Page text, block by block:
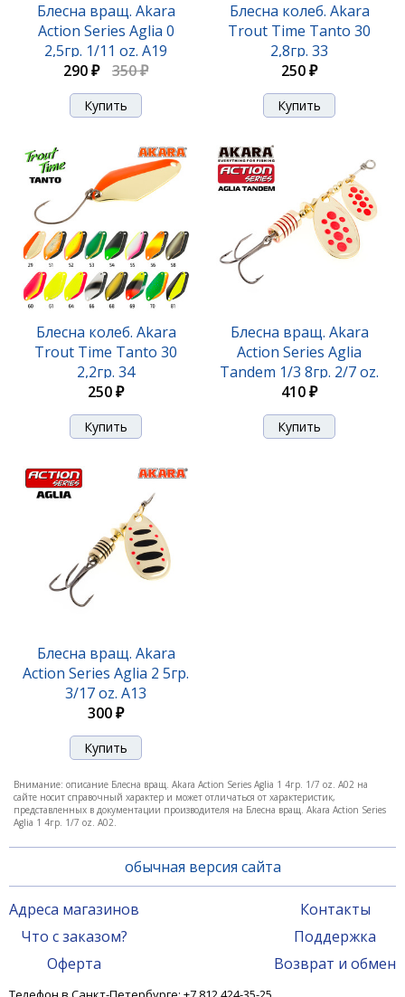
Блесна вращ. Akara Action Series Aglia 0 2,5гр. 1/11
oz. A01
oz. A02
oz. A03
Блесна вращ. Akara
Action Series Aglia 0
2,5гр. 1/11 oz. A19
290 ₽
350 ₽
Блесна колеб. Akara
Trout Time Tanto 30
2,8гр. 33
250 ₽
Блесна колеб. Akara
Trout Time Tanto 30
2,2гр. 34
250 ₽
Блесна вращ. Akara
Action Series Aglia
Tandem 1/3 8гр. 2/7 oz.
A04
410 ₽
Блесна вращ. Akara
Action Series Aglia 2 5гр.
3/17 oz. A13
300 ₽
Внимание: описание Блесна вращ. Akara Action Series Aglia 1 4гр. 1/7 oz. A02 на
сайте носит справочный характер и может отличаться от характеристик,
представленных в документации производителя на Блесна вращ. Akara Action Series
Aglia 1 4гр. 1/7 oz. A02.
обычная версия сайта
Адреса магазинов
Что с заказом?
Оферта
Контакты
Поддержка
Возврат и обмен